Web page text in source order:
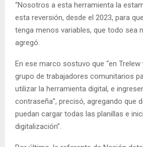
“Nosotros a esta herramienta la
esta reversión, desde el 2023, para
tenga menos variables, que todo sea
agregó.
En ese marco sostuvo que “en
grupo de trabajadores comunitarios
utilizar la herramienta digital, e
contraseña”, precisó, agregando que
puedan cargar todas las planillas e
digitalización”.